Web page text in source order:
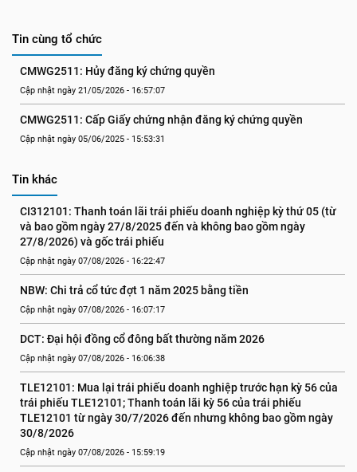
Tin cùng tổ chức
CMWG2511: Hủy đăng ký chứng quyền
Cập nhật ngày 21/05/2026 - 16:57:07
CMWG2511: Cấp Giấy chứng nhận đăng ký chứng quyền
Cập nhật ngày 05/06/2025 - 15:53:31
Tin khác
CI312101: Thanh toán lãi trái phiếu doanh nghiệp kỳ thứ 05 (từ
và bao gồm ngày 27/8/2025 đến và không bao gồm ngày
27/8/2026) và gốc trái phiếu
Cập nhật ngày 07/08/2026 - 16:22:47
NBW: Chi trả cổ tức đợt 1 năm 2025 bằng tiền
Cập nhật ngày 07/08/2026 - 16:07:17
DCT: Đại hội đồng cổ đông bất thường năm 2026
Cập nhật ngày 07/08/2026 - 16:06:38
TLE12101: Mua lại trái phiếu doanh nghiệp trước hạn kỳ 56 của
trái phiếu TLE12101; Thanh toán lãi kỳ 56 của trái phiếu
TLE12101 từ ngày 30/7/2026 đến nhưng không bao gồm ngày
30/8/2026
Cập nhật ngày 07/08/2026 - 15:59:19